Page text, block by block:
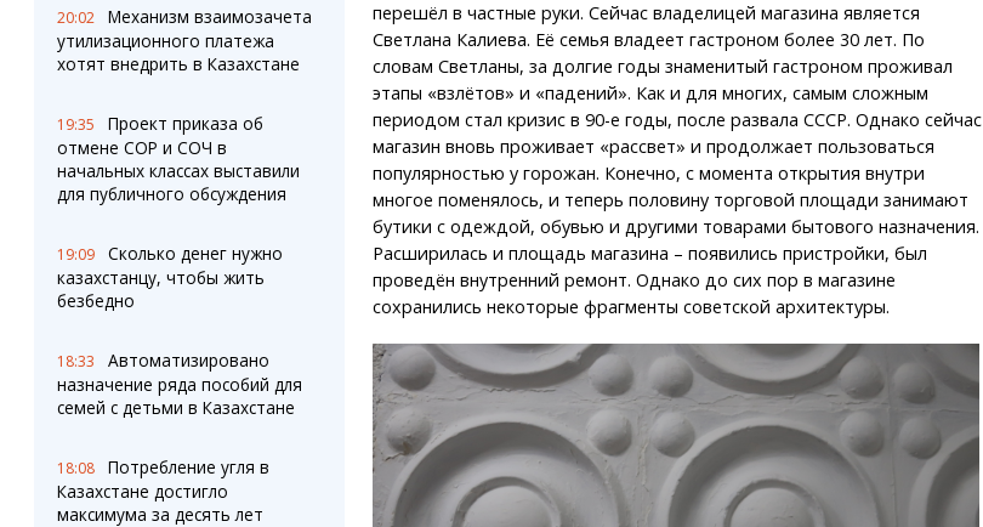
20:02
Механизм взаимозачета
утилизационного платежа
хотят внедрить в Казахстане
19:35
Проект приказа об
отмене СОР и СОЧ в
начальных классах выставили
для публичного обсуждения
19:09
Сколько денег нужно
казахстанцу, чтобы жить
безбедно
18:33
Автоматизировано
назначение ряда пособий для
семей с детьми в Казахстане
18:08
Потребление угля в
Казахстане достигло
максимума за десять лет
перешёл в частные руки. Сейчас владелицей магазина является
Светлана Калиева. Её семья владеет гастроном более 30 лет. По
словам Светланы, за долгие годы знаменитый гастроном проживал
этапы «взлётов» и «падений». Как и для многих, самым сложным
периодом стал кризис в 90-е годы, после развала СССР. Однако сейчас
магазин вновь проживает «рассвет» и продолжает пользоваться
популярностью у горожан. Конечно, с момента открытия внутри
многое поменялось, и теперь половину торговой площади занимают
бутики с одеждой, обувью и другими товарами бытового назначения.
Расширилась и площадь магазина – появились пристройки, был
проведён внутренний ремонт. Однако до сих пор в магазине
сохранились некоторые фрагменты советской архитектуры.